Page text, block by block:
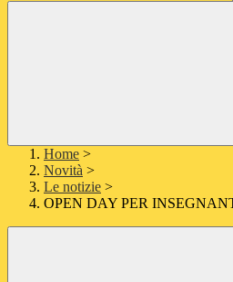
Home >
Novità >
Le notizie >
OPEN DAY PER